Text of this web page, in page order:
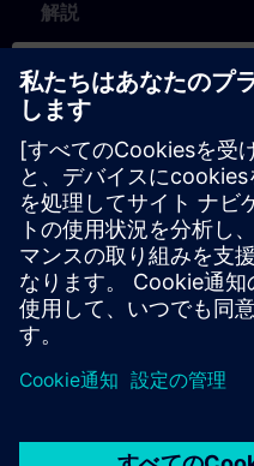
解説
コンテンツ
SITRAIN – Características e